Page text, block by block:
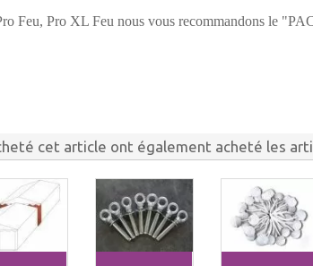
Feu, Pro XL Feu nous vous recommandons le
cet article ont également acheté les